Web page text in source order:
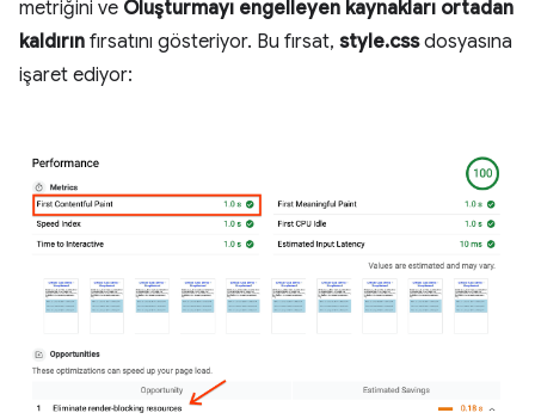
metriğini ve Oluşturmayı engelleyen kaynakları ortadan
kaldırın fırsatını gösteriyor. Bu fırsat, style.cssdosyasına
işaret ediyor: